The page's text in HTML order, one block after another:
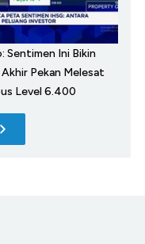
Sentimen Ini Bikin
Akhir Pekan Melesat
Level 6.400